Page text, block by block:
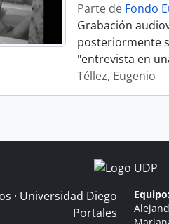
Parte de Fondo
Grabación
posteriormente
"entrevista en
Téllez, Eugenio
· Universidad Diego
Portales